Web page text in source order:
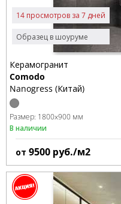
Образец в шоуруме
14 просмотров за 7 дней
Керамогранит
Comodo
Nanogress (Китай)
Размер: 1800x900 мм
В наличии
от 9500 руб./м2